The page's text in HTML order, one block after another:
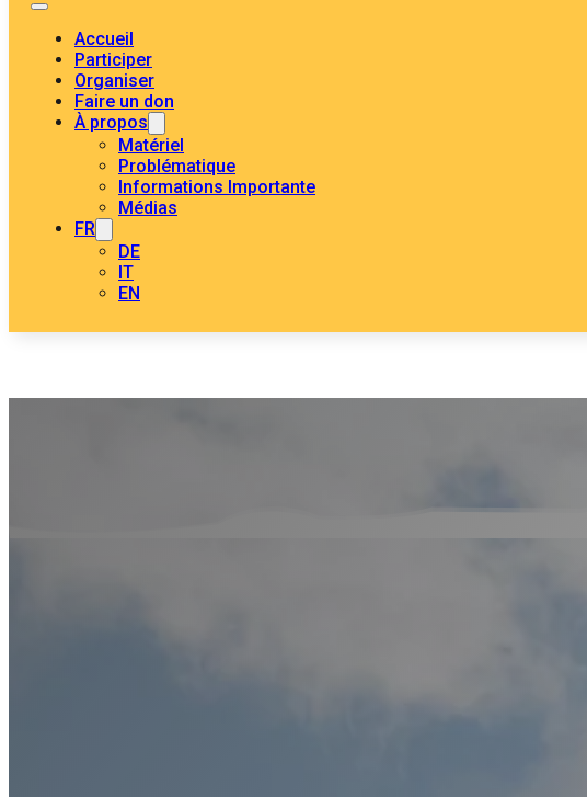
Accueil
Participer
Organiser
Faire un don
À propos
Matériel
Problématique
Informations Importante
Médias
FR
DE
IT
EN